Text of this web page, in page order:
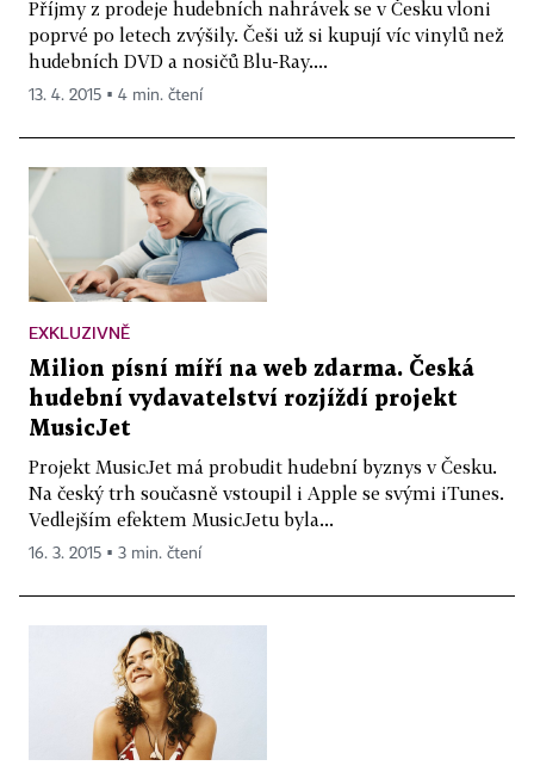
Příjmy z prodeje hudebních nahrávek se v Česku vloni
poprvé po letech zvýšily. Češi už si kupují víc vinylů než
hudebních DVD a nosičů Blu-Ray....
13. 4. 2015 ▪ 4 min. čtení
EXKLUZIVNĚ
Milion písní míří na web zdarma. Česká
hudební vydavatelství rozjíždí projekt
MusicJet
Projekt MusicJet má probudit hudební byznys v Česku.
Na český trh současně vstoupil i Apple se svými iTunes.
Vedlejším efektem MusicJetu byla...
16. 3. 2015 ▪ 3 min. čtení